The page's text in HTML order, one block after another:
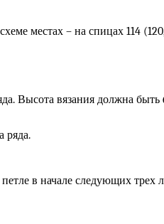
местах – на спицах 114 (120,
Высота вязания должна быть
ряда.
в начале следующих